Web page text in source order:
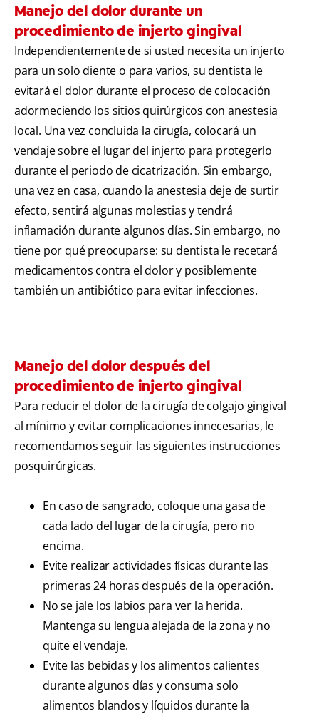
Manejo del dolor durante un
procedimiento de injerto gingival
Independientemente de si usted necesita un injerto
para un solo diente o para varios, su dentista le
evitará el dolor durante el proceso de colocación
adormeciendo los sitios quirúrgicos con anestesia
local. Una vez concluida la cirugía, colocará un
vendaje sobre el lugar del injerto para protegerlo
durante el periodo de cicatrización. Sin embargo,
una vez en casa, cuando la anestesia deje de surtir
efecto, sentirá algunas molestias y tendrá
inflamación durante algunos días. Sin embargo, no
tiene por qué preocuparse: su dentista le recetará
medicamentos contra el dolor y posiblemente
también un antibiótico para evitar infecciones.
Manejo del dolor después del
procedimiento de injerto gingival
Para reducir el dolor de la cirugía de colgajo gingival
al mínimo y evitar complicaciones innecesarias, le
recomendamos seguir las siguientes instrucciones
posquirúrgicas.
En caso de sangrado, coloque una gasa de
cada lado del lugar de la cirugía, pero no
encima.
Evite realizar actividades físicas durante las
primeras 24 horas después de la operación.
No se jale los labios para ver la herida.
Mantenga su lengua alejada de la zona y no
quite el vendaje.
Evite las bebidas y los alimentos calientes
durante algunos días y consuma solo
alimentos blandos y líquidos durante la